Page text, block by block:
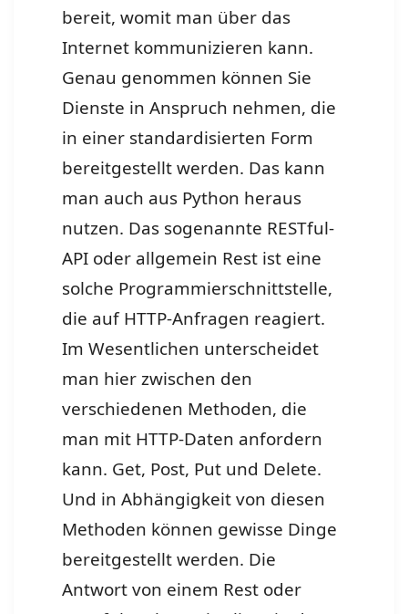
bereit, womit man über das
Internet kommunizieren kann.
Genau genommen können Sie
Dienste in Anspruch nehmen, die
in einer standardisierten Form
bereitgestellt werden. Das kann
man auch aus Python heraus
nutzen. Das sogenannte RESTful-
API oder allgemein Rest ist eine
solche Programmierschnittstelle,
die auf HTTP-Anfragen reagiert.
Im Wesentlichen unterscheidet
man hier zwischen den
verschiedenen Methoden, die
man mit HTTP-Daten anfordern
kann. Get, Post, Put und Delete.
Und in Abhängigkeit von diesen
Methoden können gewisse Dinge
bereitgestellt werden. Die
Antwort von einem Rest oder